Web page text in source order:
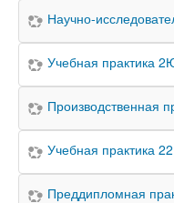
Научно-
Учебная практика
Производственная
Учебная практика
Преддипломная